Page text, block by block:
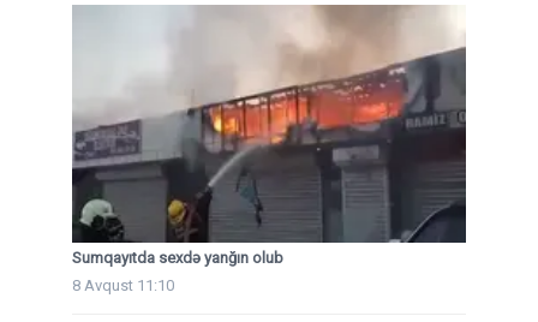
Sumqayıtda sexdə yanğın olub
8 Avqust 11:10